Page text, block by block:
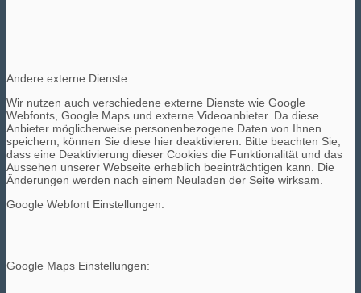
Andere externe Dienste
Wir nutzen auch verschiedene externe Dienste wie Google
Webfonts, Google Maps und externe Videoanbieter. Da diese
Anbieter möglicherweise personenbezogene Daten von Ihnen
speichern, können Sie diese hier deaktivieren. Bitte beachten Sie,
dass eine Deaktivierung dieser Cookies die Funktionalität und das
Aussehen unserer Webseite erheblich beeinträchtigen kann. Die
Änderungen werden nach einem Neuladen der Seite wirksam.
Google Webfont Einstellungen:
Google Maps Einstellungen: